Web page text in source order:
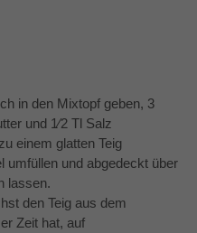
in den Mixtopf geben, 3
und 1⁄2 Tl Salz
einem glatten Teig
umfüllen und abgedeckt über
lassen.
den Teig aus dem
Zeit hat, auf